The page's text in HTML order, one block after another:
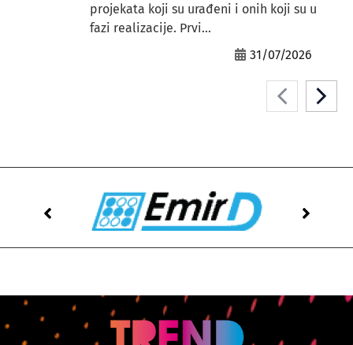
projekata koji su urađeni i onih koji su u
fazi realizacije. Prvi...
31/07/2026